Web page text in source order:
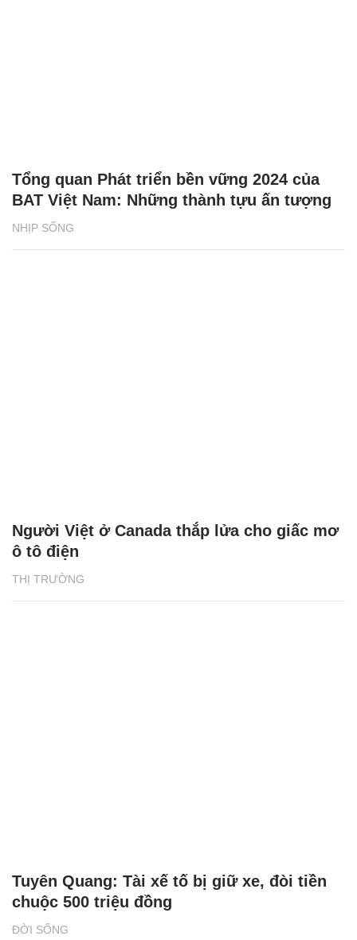
NHỊP SỐNG
Tổng quan Phát triển bền vững 2024 của
BAT Việt Nam: Những thành tựu ấn tượng
THỊ TRƯỜNG
Người Việt ở Canada thắp lửa cho giấc mơ
ô tô điện
ĐỜI SỐNG
Tuyên Quang: Tài xế tố bị giữ xe, đòi tiền
chuộc 500 triệu đồng